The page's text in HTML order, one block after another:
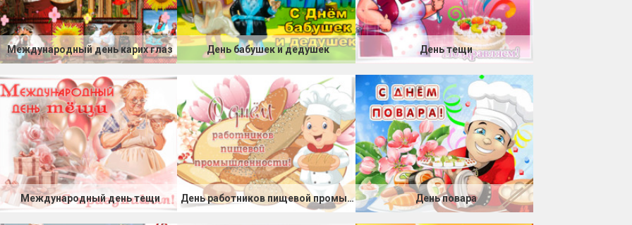
Международный день карих глаз День бабушек и дедушек День тещи
Международный день тещи День работников пищевой промышленности День повара